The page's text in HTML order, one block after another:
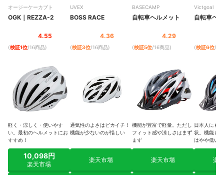
オージーケーカブト
OGK ｜ REZZA-2
4.55
(検証1位/16商品)
軽く・涼しく・使いやす
い。最初のヘルメットにお
すすめ！
10,098円
楽天市場
UVEX
BOSS RACE
4.36
(検証3位/16商品)
通気性のよさはピカイチ！
機能が少ないのが惜しい
楽天市場
BASECAMP
自転車ヘルメット
4.29
(検証5位/16商品)
機能が豊富で軽量。ただし
フィット感や涼しさはまず
まず
楽天市場
Victgoal
自転車ヘ
(検証6位/16
日本人にも
状。機能も
はやや低い
楽